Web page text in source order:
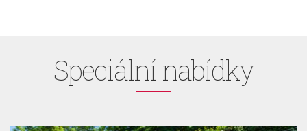
Speciální nabídky